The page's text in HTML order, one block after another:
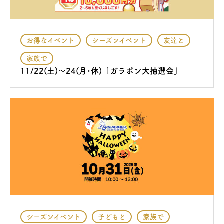
お得なイベント シーズンイベント 友達と
家族で
11/22(土)～24(月･休)「ガラポン大抽選会」
シーズンイベント 子どもと 家族で